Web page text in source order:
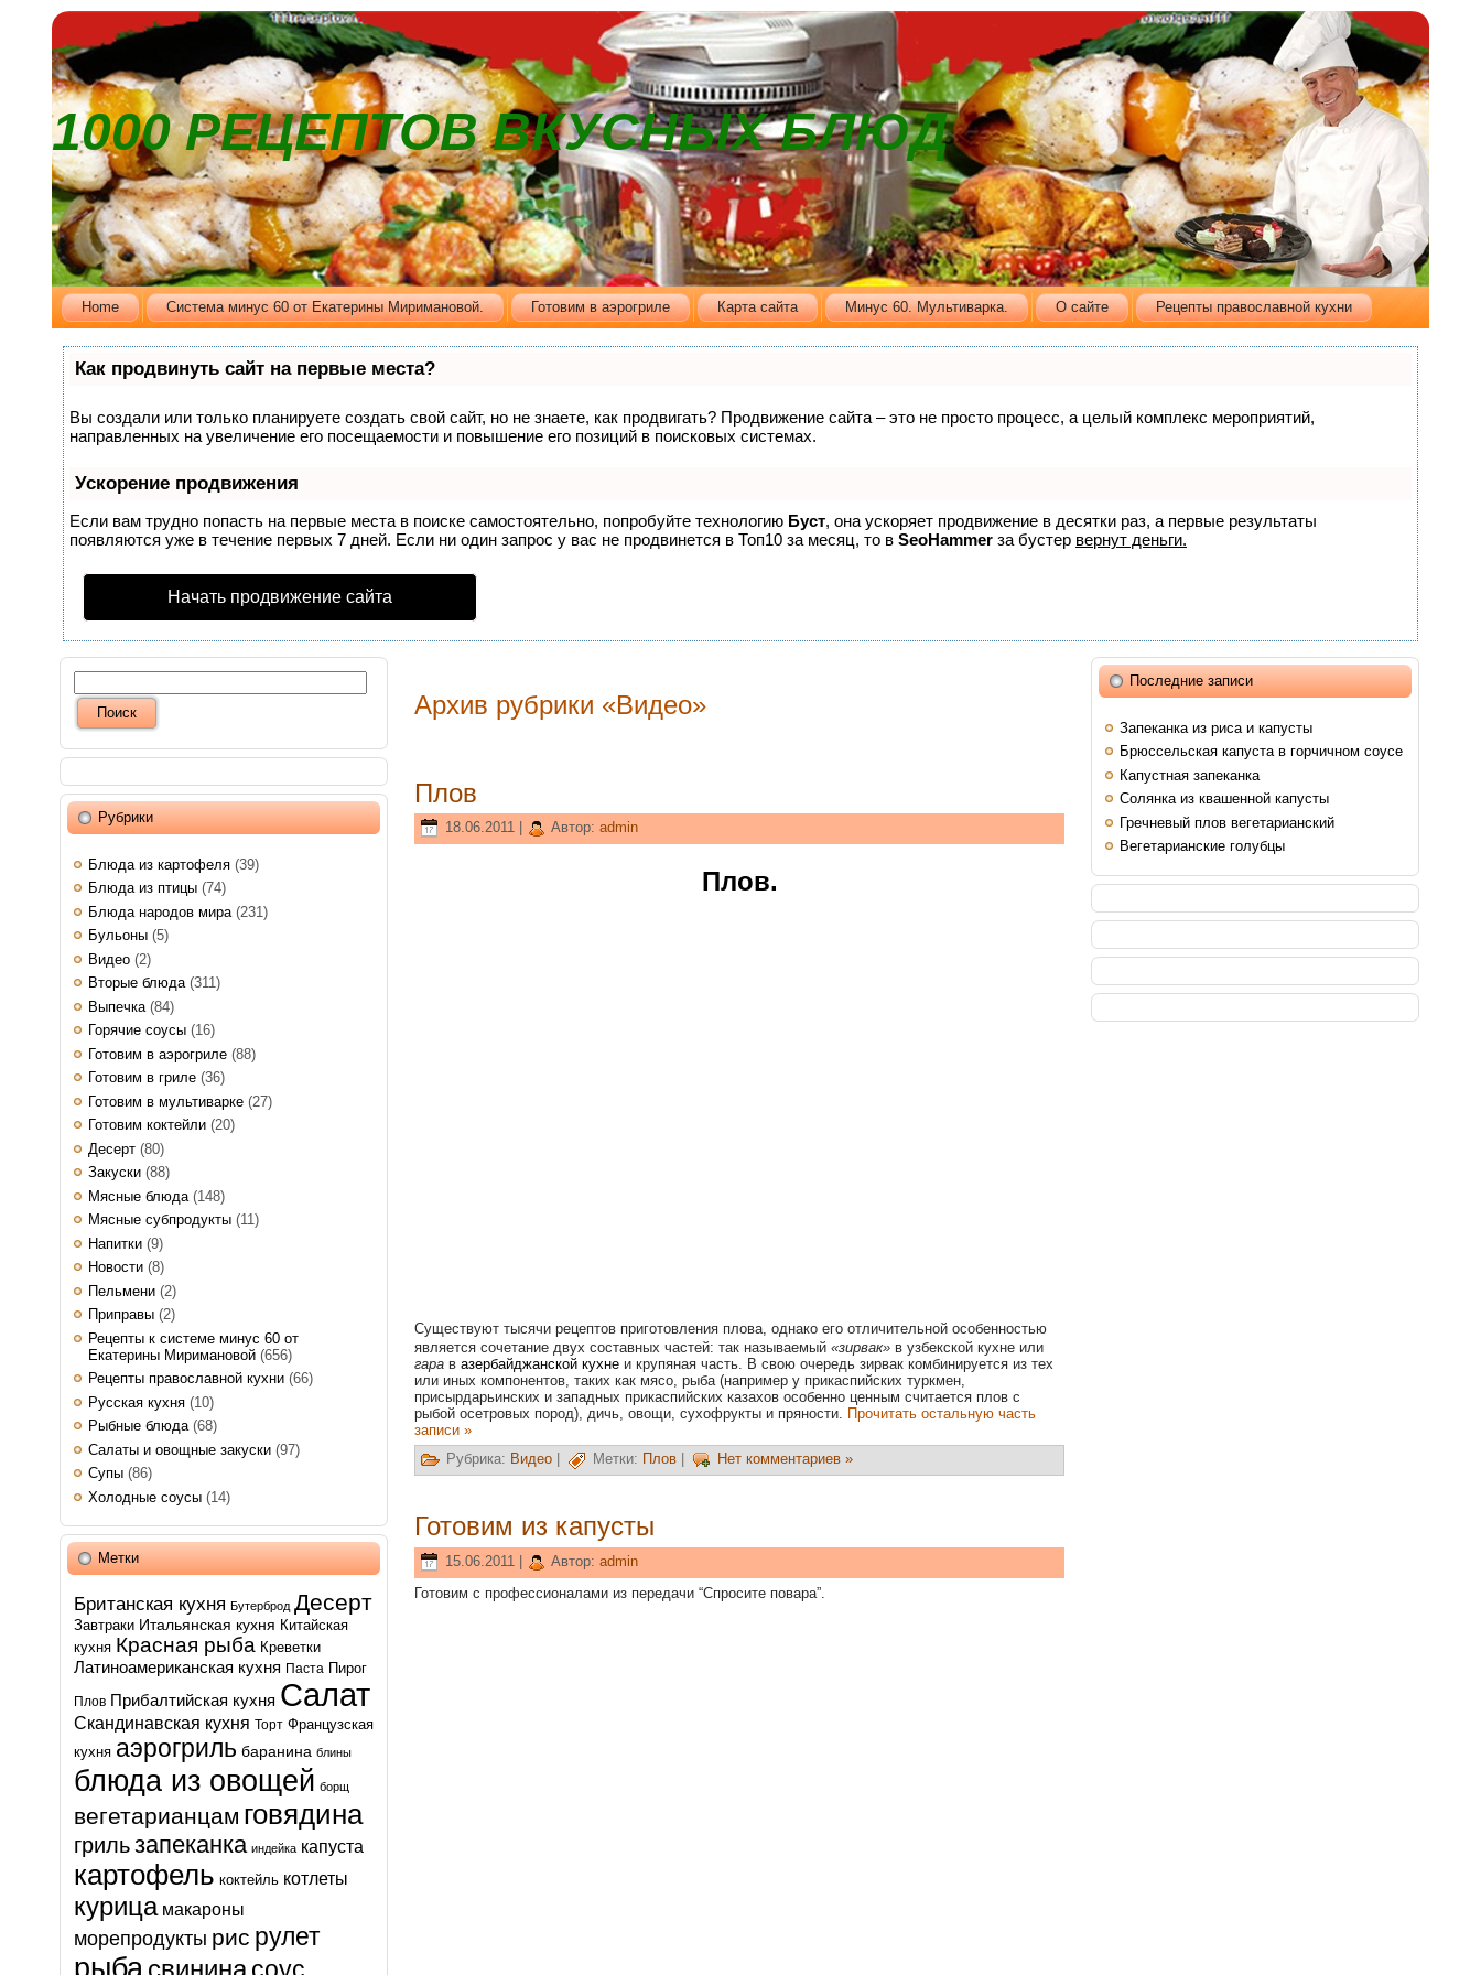
1000 РЕЦЕПТОВ ВКУСНЫХ БЛЮД
Home Cистема минус 60 от Екатерины Миримановой. Готовим в аэрогриле Карта сайта Минус 60. Мультиварка. О сайте Рецепты православной кухни
Как продвинуть сайт на первые места?
Вы создали или только планируете создать свой сайт, но не знаете, как продвигать? Продвижение сайта – это не просто процесс, а целый комплекс мероприятий,
направленных на увеличение его посещаемости и повышение его позиций в поисковых системах.
Ускорение продвижения
Если вам трудно попасть на первые места в поиске самостоятельно, попробуйте технологию Буст, она ускоряет продвижение в десятки раз, а первые результаты
появляются уже в течение первых 7 дней. Если ни один запрос у вас не продвинется в Топ10 за месяц, то в SeoHammer за бустер вернут деньги.
Начать продвижение сайта
Рубрики
Блюда из картофеля (39)
Блюда из птицы (74)
Блюда народов мира (231)
Бульоны (5)
Видео (2)
Вторые блюда(311)
Выпечка (84)
Горячие соусы (16)
Готовим в аэрогриле (88)
Готовим в гриле (36)
Готовим в мультиварке (27)
Готовим коктейли (20)
Десерт (80)
Закуски (88)
Мясные блюда (148)
Мясные субпродукты (11)
Напитки (9)
Новости (8)
Пельмени (2)
Приправы (2)
Рецепты к системе минус 60 от
Екатерины Миримановой (656)
Рецепты православной кухни (66)
Русская кухня (10)
Рыбные блюда(68)
Салаты и овощные закуски (97)
Супы (86)
Холодные соусы (14)
Метки
Британская кухня Бутерброд Десерт
Завтраки Итальянская кухня Китайская
кухня Красная рыба Креветки
Латиноамериканская кухня Паста Пирог
Плов Прибалтийская кухня Салат
Скандинавская кухня Торт Французская
кухня аэрогриль баранина блины
блюда из овощей борщ
вегетарианцам говядина
грильзапеканка индейка капуста
картофель коктейль котлеты
курица макароны
морепродукты рис рулет
рыба свинина
Архив рубрики «Видео»
Плов
18.06.2011 | Автор: admin
Плов.
Существуют тысячи рецептов приготовления плова, однако его отличительной особенностью
является сочетание двух составных частей: так называемый «зирвак» в узбекской кухне или
гара в азербайджанской кухне и крупяная часть. В свою очередь зирвак комбинируется из тех
или иных компонентов, таких как мясо, рыба (например у прикаспийских туркмен,
присырдарьинских и западных прикаспийских казахов особенно ценным считается плов с
рыбой осетровых пород), дичь, овощи, сухофрукты и пряности. Прочитать остальную часть
записи »
Рубрика: Видео Метки: Плов Нет комментариев »
Готовим из капусты
15.06.2011 | Автор: admin
Готовим с профессионалами из передачи “Спросите повара”.
Последние записи
Запеканка из риса и капусты
Брюссельская капуста в горчичном соусе
Капустная запеканка
Солянка из квашенной капусты
Гречневый плов вегетарианский
Вегетарианские голубцы